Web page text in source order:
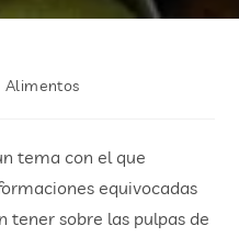
Alimentos
tema con el que
equivocadas
tener sobre las pulpas de